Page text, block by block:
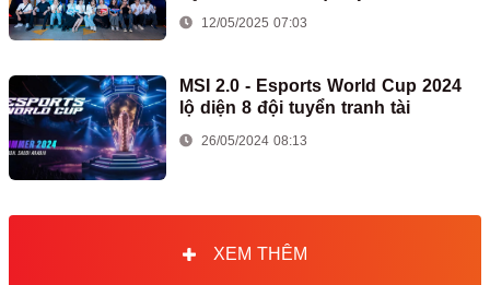
ĐỈNH CAO TẠI HÀ NỘI
12/05/2025 07:03
MSI 2.0 - Esports World Cup 2024
lộ diện 8 đội tuyển tranh tài
26/05/2024 08:13
XEM THÊM